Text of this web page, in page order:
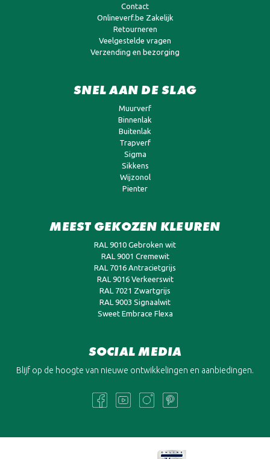
Contact
Onlineverf.be Zakelijk
Retourneren
Veelgestelde vragen
Verzending en bezorging
SNEL AAN DE SLAG
Muurverf
Binnenlak
Buitenlak
Trapverf
Sigma
Sikkens
Wijzonol
Pienter
MEEST GEKOZEN KLEUREN
RAL 9010 Gebroken wit
RAL 9001 Cremewit
RAL 7016 Antracietgrijs
RAL 9016 Verkeerswit
RAL 7021 Zwartgrijs
RAL 9003 Signaalwit
Sweet Embrace Flexa
SOCIAL MEDIA
Blijf op de hoogte van nieuwe ontwikkelingen en aanbiedingen.